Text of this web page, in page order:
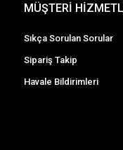
MÜŞTERİ
Sıkça Sorulan Sorular
Sipariş Takip
Havale Bildirimleri